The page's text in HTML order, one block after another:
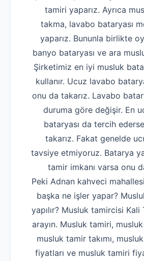
tamiri yaparız. Ayrıca
takma, lavabo bataryası
yaparız. Bununla birlikte
banyo bataryası ve ara
Şirketimiz en iyi musluk
kullanır. Ucuz lavabo
onu da takarız. Lavabo
duruma göre değişir. En
bataryası da tercih
takarız. Fakat genelde
tavsiye etmiyoruz. Batarya
tamir imkanı varsa onu
Peki Adnan kahveci
başka ne işler yapar?
yapılır? Musluk tamircisi Kali
arayın. Musluk tamiri,
musluk tamir takımı,
fiyatları ve musluk tamiri